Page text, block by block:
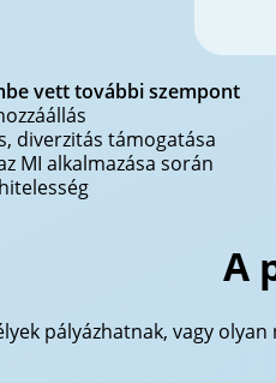
vett további szempont
diverzitás támogatása
MI alkalmazása során
A
pályázhatnak, vagy